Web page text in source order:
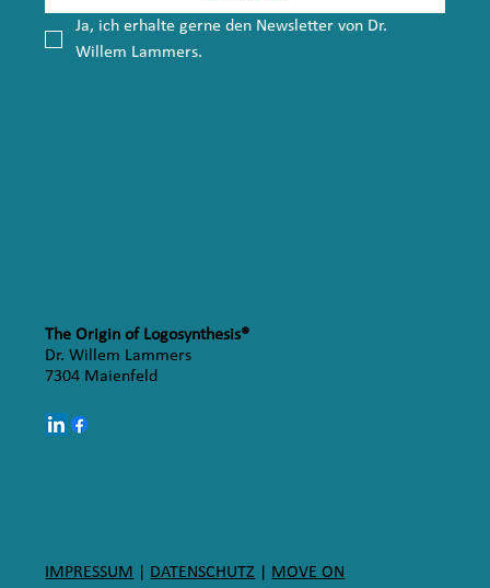
The Origin of Logosynthesis®
Dr. Willem Lammers
7304 Maienfeld
Ja, ich erhalte gerne den Newsletter von Dr.
Willem Lammers.
IMPRESSUM DATENSCHUTZ MOVE ON